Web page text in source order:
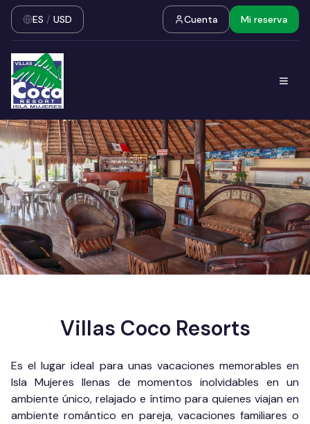
ES / USD Cuenta Mi reserva
Villas Coco Resorts
Es el lugar ideal para unas vacaciones memorables en
Isla Mujeres llenas de momentos inolvidables en un
ambiente único, relajado e íntimo para quienes viajan en
ambiente romántico en pareja, vacaciones familiares o